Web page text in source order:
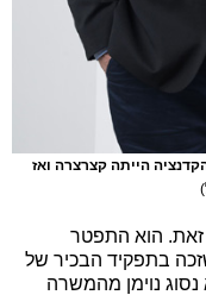
הייתה קצרצרה ואז
זאת. הוא התפטר
ב-2017, לאחר שזכה בתפקיד הבכיר של
נוימן מהמשרה